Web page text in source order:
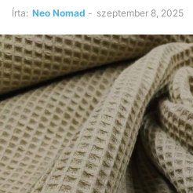
Írta: Neo Nomad - szeptember 8, 2025